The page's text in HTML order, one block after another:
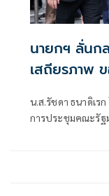
นายกฯ ลั่นก
เสถียรภาพ
น.ส.รัชดา ธนาดิเ
การประชุมคณะรัฐ